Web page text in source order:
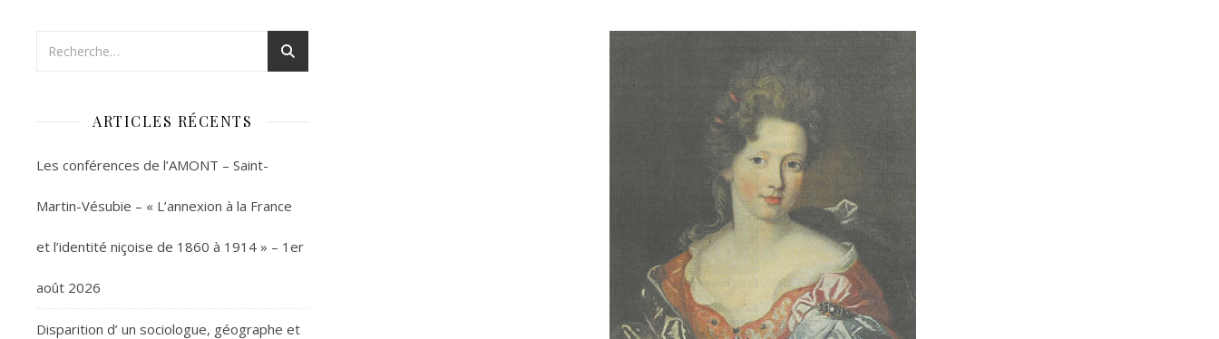
ARTICLES RÉCENTS
Les conférences de l’AMONT – Saint-
Martin-Vésubie – « L’annexion à la France
et l’identité niçoise de 1860 à 1914 » – 1er
août 2026
Disparition d’ un sociologue, géographe et